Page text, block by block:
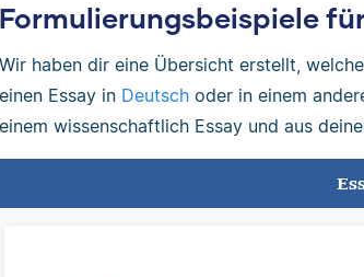
Formulierungsbeispiele
Wir haben dir eine Übersicht erstellt,
einen Essay in Deutsch oder in einem
einem wissenschaftlich Essay und aus